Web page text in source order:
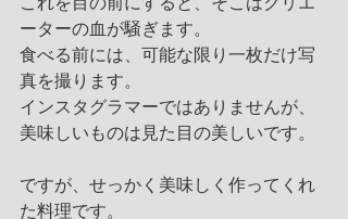
ーターの血が騒ぎます。
食べる前には、可能な限り一枚だけ写
真を撮ります。
インスタグラマーではありませんが、
美味しいものは見た目の美しいです。
ですが、せっかく美味しく作ってくれ
た料理です。